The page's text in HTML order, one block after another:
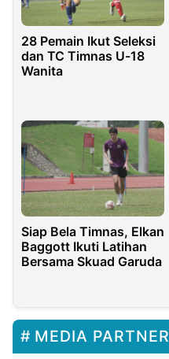
28 Pemain Ikut Seleksi
dan TC Timnas U-18
Wanita
Siap Bela Timnas, Elkan
Baggott Ikuti Latihan
Bersama Skuad Garuda
MEDIA PARTNER